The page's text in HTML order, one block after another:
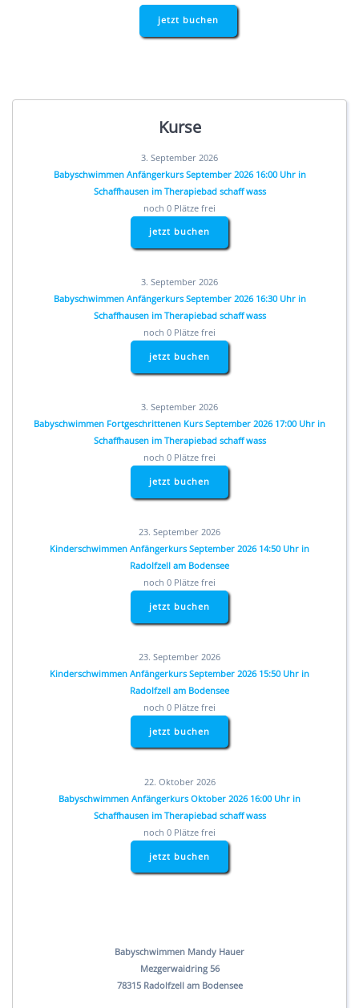
jetzt buchen
Kurse
3. September 2026
Babyschwimmen Anfängerkurs September 2026 16:00 Uhr in
Schaffhausen im Therapiebad schaff wass
noch 0 Plätze frei
jetzt buchen
3. September 2026
Babyschwimmen Anfängerkurs September 2026 16:30 Uhr in
Schaffhausen im Therapiebad schaff wass
noch 0 Plätze frei
jetzt buchen
3. September 2026
Babyschwimmen Fortgeschrittenen Kurs September 2026 17:00 Uhr in
Schaffhausen im Therapiebad schaff wass
noch 0 Plätze frei
jetzt buchen
23. September 2026
Kinderschwimmen Anfängerkurs September 2026 14:50 Uhr in
Radolfzell am Bodensee
noch 0 Plätze frei
jetzt buchen
23. September 2026
Kinderschwimmen Anfängerkurs September 2026 15:50 Uhr in
Radolfzell am Bodensee
noch 0 Plätze frei
jetzt buchen
22. Oktober 2026
Babyschwimmen Anfängerkurs Oktober 2026 16:00 Uhr in
Schaffhausen im Therapiebad schaff wass
noch 0 Plätze frei
jetzt buchen
Babyschwimmen Mandy Hauer
Mezgerwaidring 56
78315 Radolfzell am Bodensee